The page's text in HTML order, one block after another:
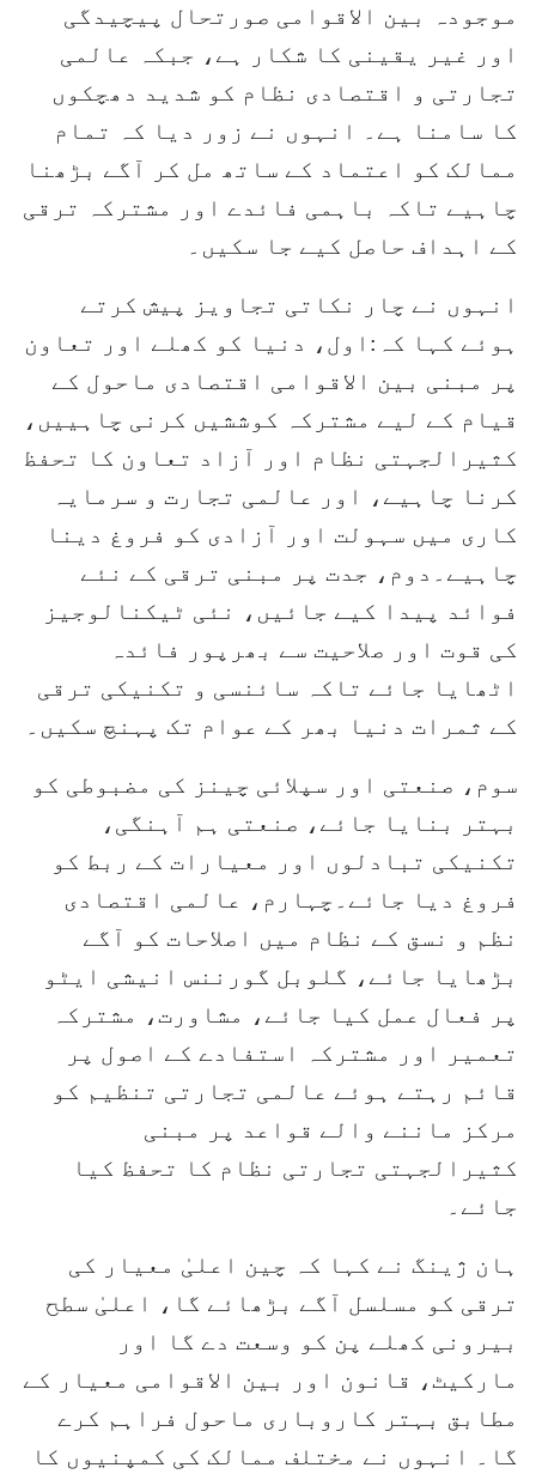
موجودہ بین الاقوامی صورتحال پیچیدگی
اور غیر یقینی کا شکار ہے، جبکہ عالمی
تجارتی و اقتصادی نظام کو شدید دھچکوں
کا سامنا ہے۔ انہوں نے زور دیا کہ تمام
ممالک کو اعتماد کے ساتھ مل کر آگے بڑھنا
چاہیے تاکہ باہمی فائدے اور مشترکہ ترقی
کے اہداف حاصل کیے جا سکیں۔
انہوں نے چار نکاتی تجاویز پیش کرتے
ہوئے کہا کہ:اول، دنیا کو کھلے اور تعاون
پر مبنی بین الاقوامی اقتصادی ماحول کے
قیام کے لیے مشترکہ کوششیں کرنی چاہییں،
کثیرالجہتی نظام اور آزاد تعاون کا تحفظ
کرنا چاہیے، اور عالمی تجارت و سرمایہ
کاری میں سہولت اور آزادی کو فروغ دینا
چاہیے۔دوم، جدت پر مبنی ترقی کے نئے
فوائد پیدا کیے جائیں، نئی ٹیکنالوجیز
کی قوت اور صلاحیت سے بھرپور فائدہ
اٹھایا جائے تاکہ سائنسی و تکنیکی ترقی
کے ثمرات دنیا بھر کے عوام تک پہنچ سکیں۔
سوم، صنعتی اور سپلائی چینز کی مضبوطی کو
بہتر بنایا جائے، صنعتی ہم آہنگی،
تکنیکی تبادلوں اور معیارات کے ربط کو
فروغ دیا جائے۔چہارم، عالمی اقتصادی
نظم و نسق کے نظام میں اصلاحات کو آگے
بڑھایا جائے، گلوبل گورننس انیشی ایٹو
پر فعال عمل کیا جائے، مشاورت، مشترکہ
تعمیر اور مشترکہ استفادے کے اصول پر
قائم رہتے ہوئے عالمی تجارتی تنظیم کو
مرکز ماننے والے قواعد پر مبنی
کثیرالجہتی تجارتی نظام کا تحفظ کیا
جائے۔
ہان ژینگ نے کہا کہ چین اعلیٰ معیار کی
ترقی کو مسلسل آگے بڑھائے گا، اعلیٰ سطح
بیرونی کھلے پن کو وسعت دے گا اور
مارکیٹ، قانون اور بین الاقوامی معیار کے
مطابق بہتر کاروباری ماحول فراہم کرے
گا۔ انہوں نے مختلف ممالک کی کمپنیوں کا